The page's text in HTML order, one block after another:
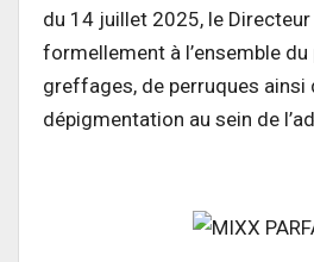
du 14 juillet 2025, le
formellement à l’ensemble
greffages, de perruques ainsi
dépigmentation au sein de